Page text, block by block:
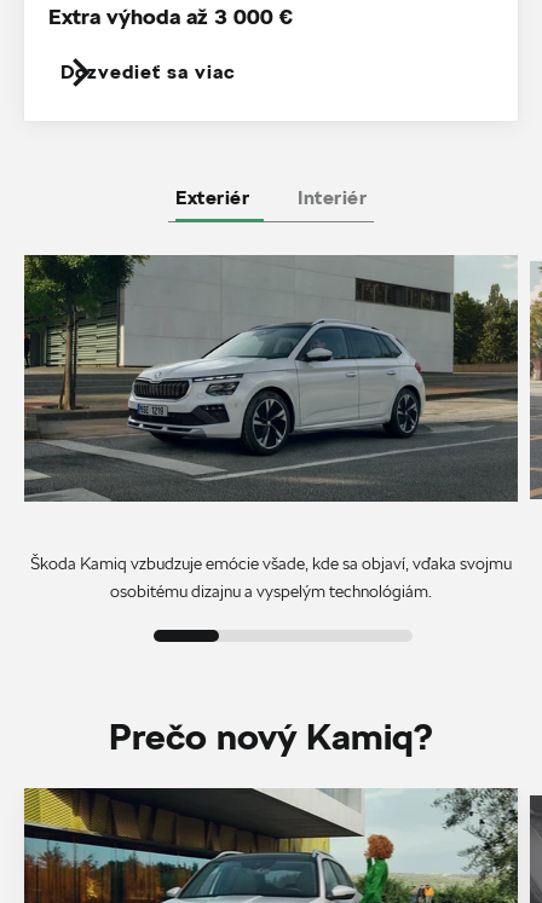
Dozvedieť sa viac
Extra výhoda až 3 000 €
Exteriér Interiér
Škoda Kamiq vzbudzuje emócie všade, kde sa objaví, vďaka svojmu
osobitému dizajnu a vyspelým technológiám.
Prečo nový Kamiq?